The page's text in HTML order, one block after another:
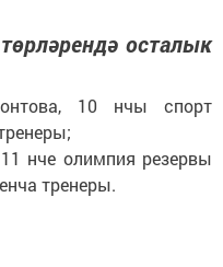
осталык
10 нчы спорт
нче олимпия резервы
тренеры.